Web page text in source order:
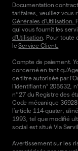
Documentation
tarifaires, veuillez vous
Générales d'Utilisation.
qui vous fournit les
d'Utilisation. Pour toute
leService Client.
Compte de paiement.
concerné en tant
ce titre autorisée par
l'identifiant n° 205532,
n° 27 du Registre des
Code mécanique
l'article 114-quater,
1993, tel que modifié
social est situé Via
Avertissement sur les